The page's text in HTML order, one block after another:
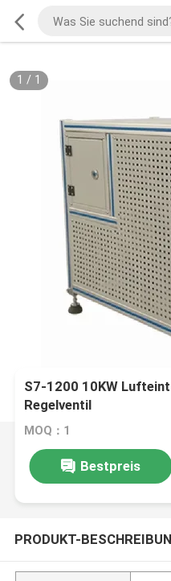
1 / 1
S7-1200 10KW
Regelventil
MOQ：1
Bestpreis
PRODUKT-